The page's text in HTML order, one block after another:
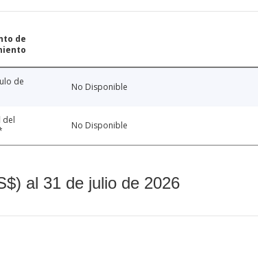
de
de
No Disponible
del
No Disponible
al 31 de julio de 2026